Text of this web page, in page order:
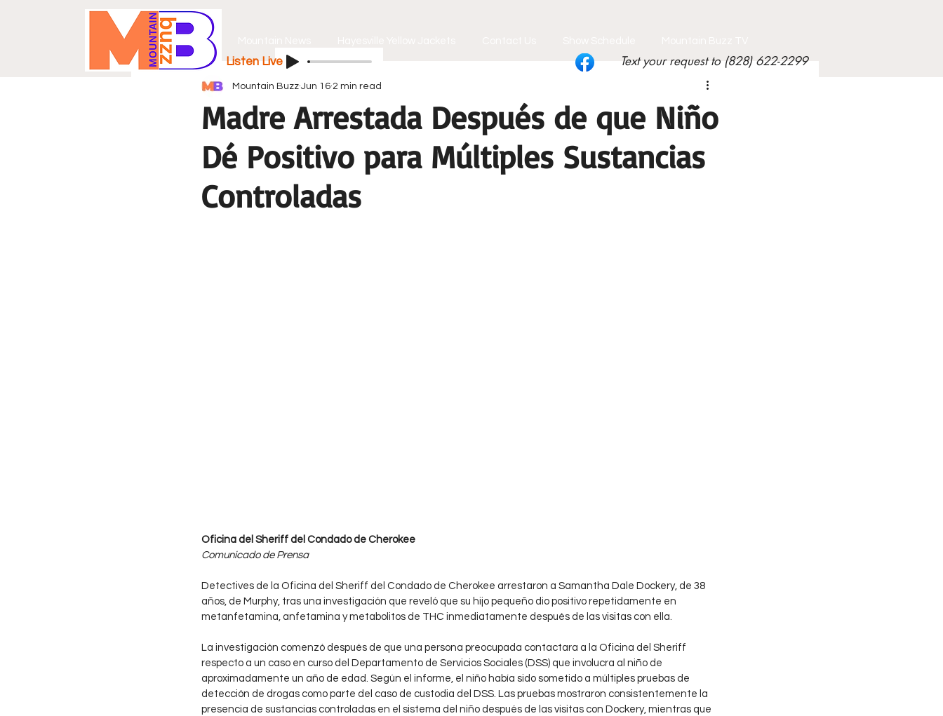
Text your request to (828) 622-2299
Listen Live
Madre Arrestada Después de que Niño
Dé Positivo para Múltiples Sustancias
Controladas
Mountain Buzz Jun 16 2 min read
Oficina del Sheriff del Condado de Cherokee
Comunicado de Prensa
Detectives de la Oficina del Sheriff del Condado de Cherokee arrestaron a Samantha Dale Dockery, de 38
años, de Murphy, tras una investigación que reveló que su hijo pequeño dio positivo repetidamente en
metanfetamina, anfetamina y metabolitos de THC inmediatamente después de las visitas con ella.
La investigación comenzó después de que una persona preocupada contactara a la Oficina del Sheriff
respecto a un caso en curso del Departamento de Servicios Sociales (DSS) que involucra al niño de
aproximadamente un año de edad. Según el informe, el niño había sido sometido a múltiples pruebas de
detección de drogas como parte del caso de custodia del DSS. Las pruebas mostraron consistentemente la
presencia de sustancias controladas en el sistema del niño después de las visitas con Dockery, mientras que